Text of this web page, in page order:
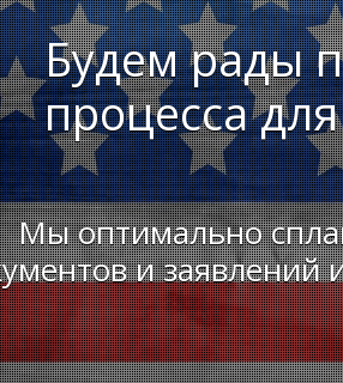
Будем рады
процесса
Мы оптимально
и заявлений